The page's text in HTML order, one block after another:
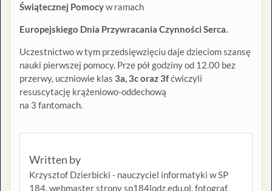
Świątecznej Pomocyw ramach
Europejskiego Dnia Przywracania Czynności Serca.
Uczestnictwo w tym przedsięwzięciu daje dzieciom szansę
nauki pierwszej pomocy. Prze pół godziny od 12.00 bez
przerwy, uczniowie klas 3a, 3c oraz 3fćwiczyli
resuscytację krążeniowo-oddechową
na 3 fantomach.
Written by
Krzysztof Dzierbicki - nauczyciel informatyki w SP
184, webmaster strony sp184lodz.edu.pl, fotograf,